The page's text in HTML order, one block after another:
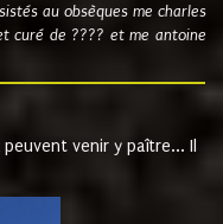
au obsèques me charles
curé de ???? et me antoine
venir y paître... Il